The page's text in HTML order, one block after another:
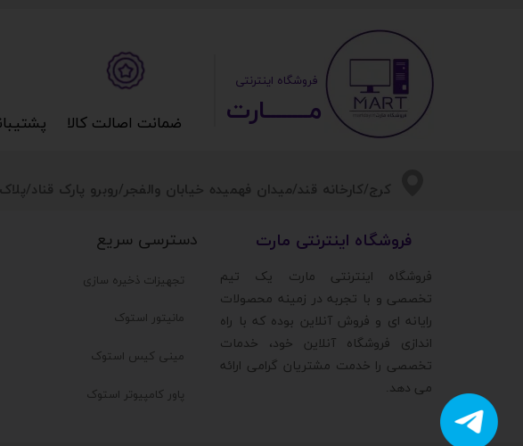
​​کرج/کارخانه قند/میدان فهمیده خیابان والفجر/روبرو پارک قناد/پلاک 120
تجهیزات ذخیره سازی
مانیتور استوک
مینی کیس استوک
پاور کامپیوتر استوک
دسترسی سریع ​فروشگاه اینترنتی مارت
​فروشگاه اینترنتی مارت یک تیم
تخصصی و با تجربه در زمینه محصولات
رایانه ای و فروش آنلاین بوده که با راه
اندازی فروشگاه آنلاین خود، خدمات
تخصصی را خدمت مشتریان گرامی ارائه
می دهد.
مــــــــارت​​​​​​
​ ​فروشگاه اینترنتی
ضمانت اصالت کالا​​​​​​​